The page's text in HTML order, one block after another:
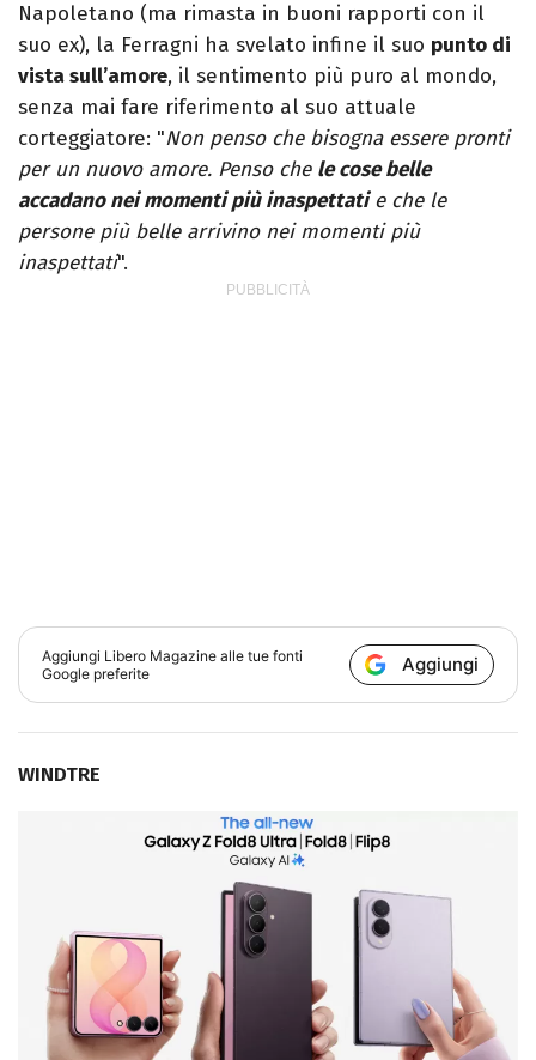
Napoletano (ma rimasta in buoni rapporti con il
suo ex), la Ferragni ha svelato infine il suo punto di
vista sull’amore, il sentimento più puro al mondo,
senza mai fare riferimento al suo attuale
corteggiatore: "Non penso che bisogna essere pronti
per un nuovo amore. Penso che le cose belle
accadano nei momenti più inaspettatie che le
persone più belle arrivino nei momenti più
inaspettati".
Aggiungi Libero Magazine alle tue fonti
Google preferite
Aggiungi
WINDTRE